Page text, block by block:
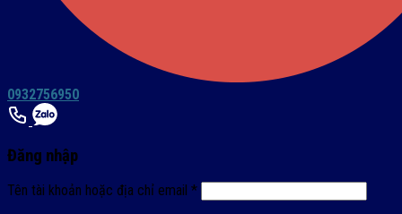
0932756950
Đăng nhập
Tên tài khoản hoặc địa chỉ email *